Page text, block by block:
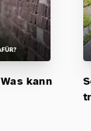
kann